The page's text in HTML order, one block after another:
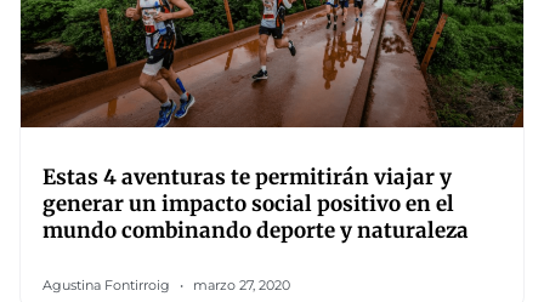
Estas 4 aventuras te permitirán viajar y
generar un impacto social positivo en el
mundo combinando deporte y naturaleza
Agustina Fontirroig marzo 27, 2020